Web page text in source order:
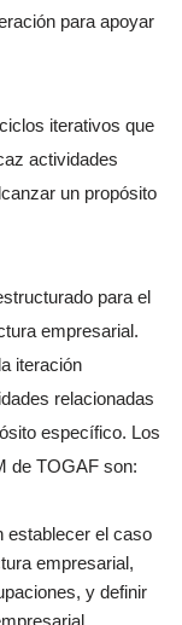
para apoyar
iterativos que
actividades
un propósito
para el
empresarial.
iteración
relacionadas
específico. Los
de TOGAF son:
establecer el caso
empresarial,
y definir